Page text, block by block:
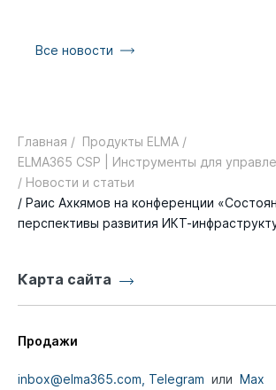
Все новости
Главная / Продукты ELMA /
ELMA365 CSP | Инструменты для
/ Новости и статьи
/ Раис Ахкямов на конференции
перспективы развития ИКТ-
Карта сайта
Продажи
inbox@elma365.com, Telegram или Max